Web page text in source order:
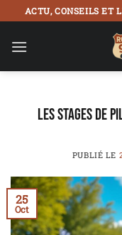
Passer
au
contenu
ACTU, CONSEILS ET
Les stages de
PUBLIÉ LE
25
Oct